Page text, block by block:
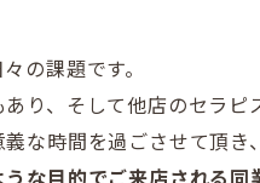
の課題です。
り、そして他店のセラ
な時間を過ごさせて頂き
な目的でご来店される同